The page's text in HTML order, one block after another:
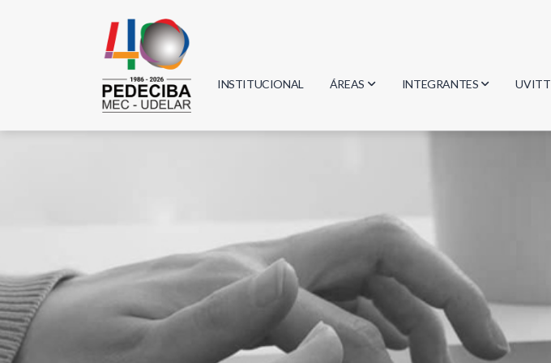
INSTITUCIONAL ÁREAS
Biología
Informática
Química
INTEGRANTES
Investigadores
UVITT